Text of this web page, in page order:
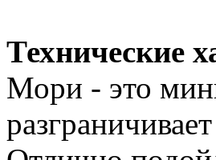
Технические
Мори - это